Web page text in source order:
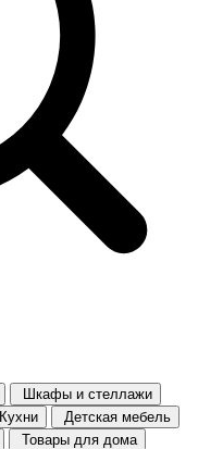
Шкафы и стеллажи
Кухни
Детская мебель
Товары для дома